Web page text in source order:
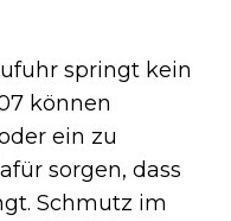
springt kein
können
ein zu
sorgen, dass
Schmutz im